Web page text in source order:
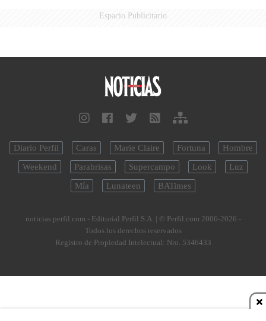
Espacio Publicitario
Diario Perfil Caras Marie Claire Fortuna
Hombre
Weekend
Parabrisas Supercampo Look
Luz
Mía
Lunateen BATimes
noticias.perfil.com - Editorial Perfil S.A. | © Perfil.com 2006-2026 -
Todos los derechos reservados
Registro de Propiedad Intelectual: Nro. 5346433